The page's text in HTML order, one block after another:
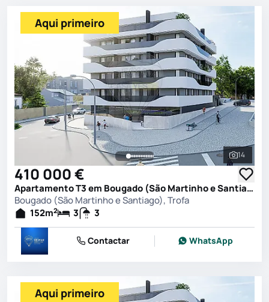
Ver
14
Aqui primeiro
410 000 €
Apartamento T3 em Bougado (São Martinho e Santiago), Trofa
Bougado (São Martinho e Santiago), Trofa
152m2 3 3
Contactar WhatsApp
Aqui primeiro